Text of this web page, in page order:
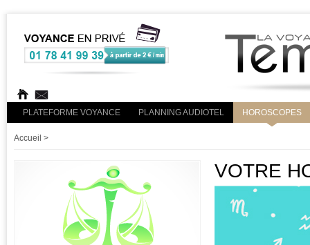
PLATEFORME VOYANCE PLANNING AUDIOTEL HOROSCOPES
Accueil >
VOTRE